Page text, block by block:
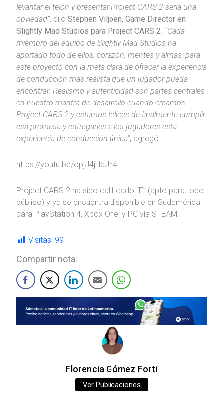
levantar el telón y presentar Project CARS 2 sería una
obviedad”, dijo Stephen Viljoen, Game Director en
Slightly Mad Studios para Project CARS 2. “Cada
miembro del equipo de Slightly Mad Studios ha
aportado todo de ellos, corazón, mentes y almas, para
este proyecto con la meta clara de ofrecer la experiencia
de conducción más realista que un jugador pueda
encontrar. Realismo y autenticidad son partes centrales
en nuestro mantra de desarrollo cuando creamos
Project CARS 2 y estamos felices de finalmente cumplir
esa promesa y entregarles a los jugadores esta
experiencia de conducción única”, agregó.
https://youtu.be/opjJ4jHaJn4
Project CARS 2 ha sido calificado “E” (apto para todo
público) y ya se encuentra disponible en Sudamérica
para PlayStation 4, Xbox One, y PC vía STEAM.
Visitas: 99
Compartir nota:
Florencia Gómez Forti
Ver Publicaciones